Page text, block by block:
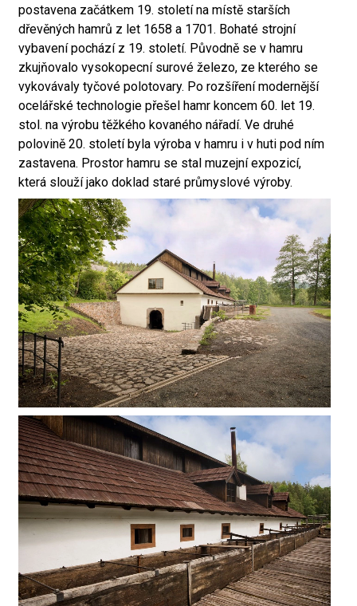
postavena začátkem 19. století na místě starších
dřevěných hamrů z let 1658 a 1701. Bohaté strojní
vybavení pochází z 19. století. Původně se v hamru
zkujňovalo vysokopecní surové železo, ze kterého se
vykovávaly tyčové polotovary. Po rozšíření modernější
ocelářské technologie přešel hamr koncem 60. let 19.
stol. na výrobu těžkého kovaného nářadí. Ve druhé
polovině 20. století byla výroba v hamru i v huti pod ním
zastavena. Prostor hamru se stal muzejní expozicí,
která slouží jako doklad staré průmyslové výroby.